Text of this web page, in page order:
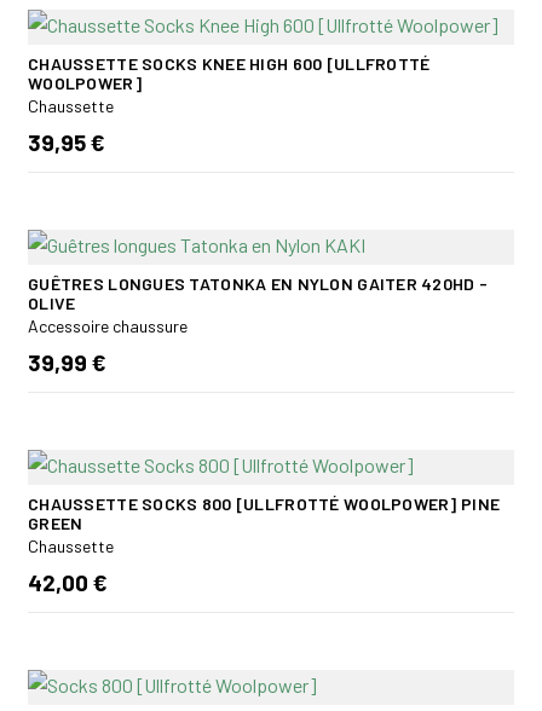
CHAUSSETTE SOCKS KNEE HIGH 600 [ULLFROTTÉ
WOOLPOWER]
Chaussette
39,95 €
GUÊTRES LONGUES TATONKA EN NYLON GAITER 420HD -
OLIVE
Accessoire chaussure
39,99 €
CHAUSSETTE SOCKS 800 [ULLFROTTÉ WOOLPOWER] PINE
GREEN
Chaussette
42,00 €